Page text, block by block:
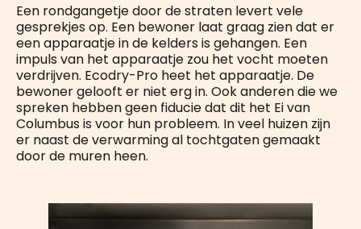
Een rondgangetje door de straten levert vele
gesprekjes op. Een bewoner laat graag zien dat er
een apparaatje in de kelders is gehangen. Een
impuls van het apparaatje zou het vocht moeten
verdrijven. Ecodry-Pro heet het apparaatje. De
bewoner gelooft er niet erg in. Ook anderen die we
spreken hebben geen fiducie dat dit het Ei van
Columbus is voor hun probleem. In veel huizen zijn
er naast de verwarming al tochtgaten gemaakt
door de muren heen.